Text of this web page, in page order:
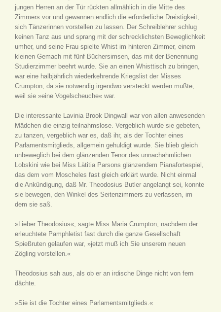
jungen Herren an der Tür rückten allmählich in die Mitte des
Zimmers vor und gewannen endlich die erforderliche Dreistigkeit,
sich Tänzerinnen vorstellen zu lassen. Der Schreiblehrer schlug
keinen Tanz aus und sprang mit der schrecklichsten Beweglichkeit
umher, und seine Frau spielte Whist im hinteren Zimmer, einem
kleinen Gemach mit fünf Büchersimsen, das mit der Benennung
Studierzimmer beehrt wurde. Sie an einen Whisttisch zu bringen,
war eine halbjährlich wiederkehrende Kriegslist der Misses
Crumpton, da sie notwendig irgendwo versteckt werden mußte,
weil sie »eine Vogelscheuche« war.
Die interessante Lavinia Brook Dingwall war von allen anwesenden
Mädchen die einzig teilnahmslose. Vergeblich wurde sie gebeten,
zu tanzen, vergeblich war es, daß ihr, als der Tochter eines
Parlamentsmitglieds, allgemein gehuldigt wurde. Sie blieb gleich
unbeweglich bei dem glänzenden Tenor des unnachahmlichen
Lobskini wie bei Miss Lätitia Parsons glänzendem Pianafortespiel,
das dem vom Moscheles fast gleich erklärt wurde. Nicht einmal
die Ankündigung, daß Mr. Theodosius Butler angelangt sei, konnte
sie bewegen, den Winkel des Seitenzimmers zu verlassen, im
dem sie saß.
»Lieber Theodosius«, sagte Miss Maria Crumpton, nachdem der
erleuchtete Pamphletist fast durch die ganze Gesellschaft
Spießruten gelaufen war, »jetzt muß ich Sie unserem neuen
Zögling vorstellen.«
Theodosius sah aus, als ob er an irdische Dinge nicht von fern
dächte.
»Sie ist die Tochter eines Parlamentsmitglieds.«